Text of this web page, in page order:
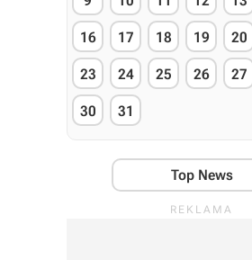
16 17 18 19 20
23 24 25 26 27
30 31
Top News